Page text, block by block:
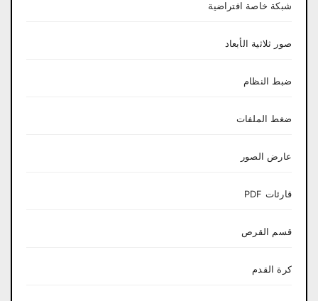
شبكة خاصة افتراضية
صور ثلاثية الأبعاد
ضبط النظام
ضغط الملفات
عارض الصور
قارئات PDF
قسم القرص
كرة القدم